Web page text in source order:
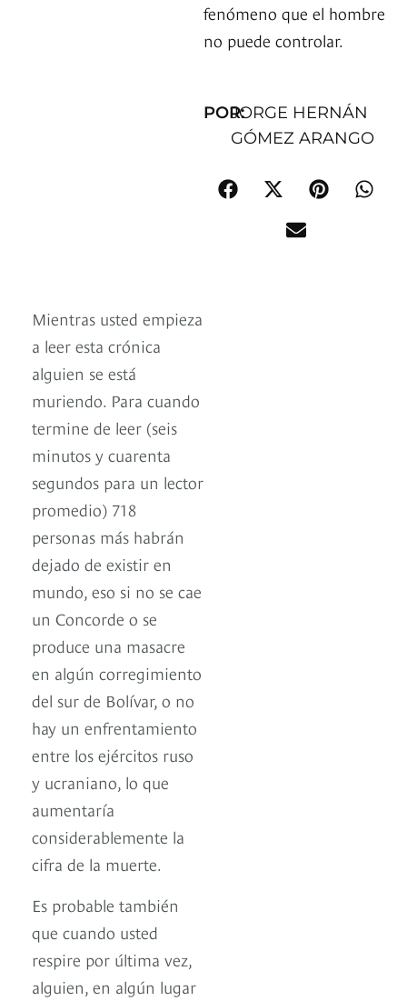
fenómeno que el hombre
no puede controlar.
POR:JORGE HERNÁN
GÓMEZ ARANGO
Mientras usted empieza
a leer esta crónica
alguien se está
muriendo. Para cuando
termine de leer (seis
minutos y cuarenta
segundos para un lector
promedio) 718
personas más habrán
dejado de existir en
mundo, eso si no se cae
un Concorde o se
produce una masacre
en algún corregimiento
del sur de Bolívar, o no
hay un enfrentamiento
entre los ejércitos ruso
y ucraniano, lo que
aumentaría
considerablemente la
cifra de la muerte.
Es probable también
que cuando usted
respire por última vez,
alguien, en algún lugar